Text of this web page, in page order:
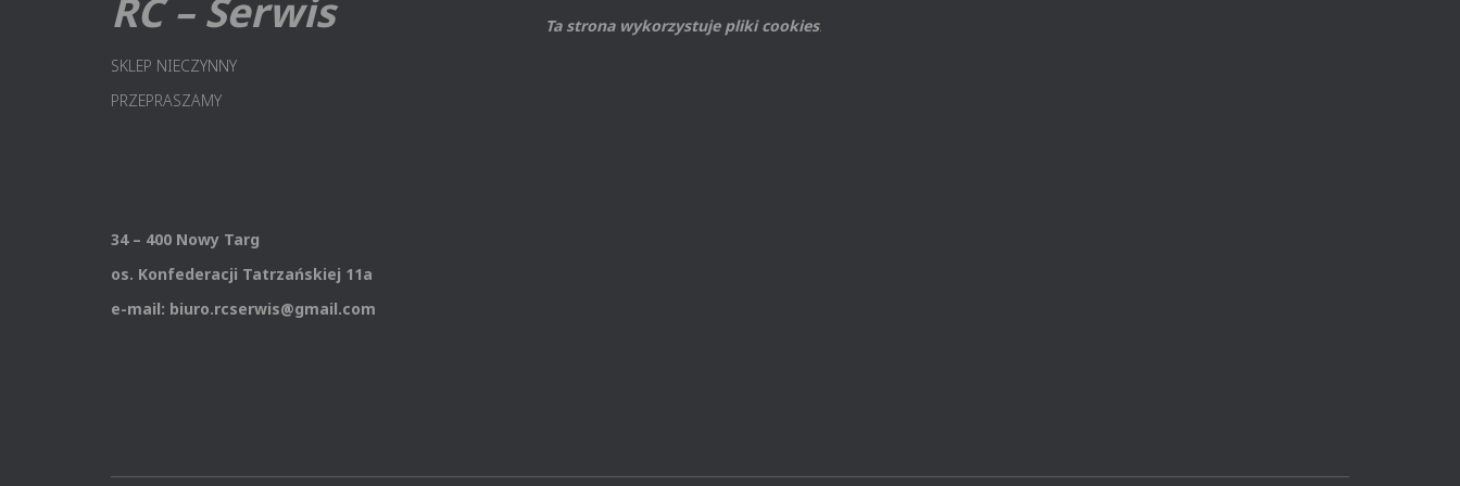
RC – Serwis
SKLEP NIECZYNNY
PRZEPRASZAMY
34 – 400 Nowy Targ
os. Konfederacji Tatrzańskiej 11a
e-mail: biuro.rcserwis@gmail.com
Ta strona wykorzystuje pliki cookies.